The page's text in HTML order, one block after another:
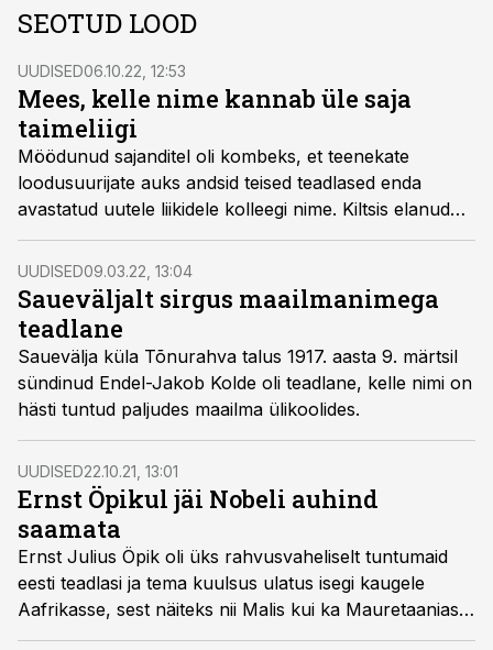
SEOTUD LOOD
UUDISED06.10.22, 12:53
Mees, kelle nime kannab üle saja
taimeliigi
Möödunud sajanditel oli kombeks, et teenekate
loodusuurijate auks andsid teised teadlased enda
avastatud uutele liikidele kolleegi nime. Kiltsis elanud
Alexander von Bunge nimi on nõnda jäädvustunud
rohkem kui sajas taimenimetuses.
UUDISED09.03.22, 13:04
Saueväljalt sirgus maailmanimega
teadlane
Sauevälja küla Tõnurahva talus 1917. aasta 9. märtsil
sündinud Endel-Jakob Kolde oli teadlane, kelle nimi on
hästi tuntud paljudes maailma ülikoolides.
UUDISED22.10.21, 13:01
Ernst Öpikul jäi Nobeli auhind
saamata
Ernst Julius Öpik oli üks rahvusvaheliselt tuntumaid
eesti teadlasi ja tema kuulsus ulatus isegi kaugele
Aafrikasse, sest näiteks nii Malis kui ka Mauretaanias
on välja antud tema portreega postmark. Ta oli